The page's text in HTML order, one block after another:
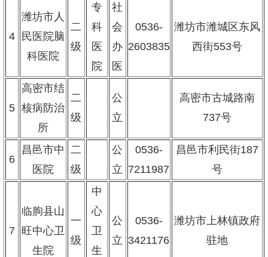
4
潍坊市人
民医院脑
科医院
二
级
专
科
医
院
社
会
办
医
0536-
2603835
潍坊市潍城区东风
西街553号
5
高密市结
核病防治
所
二
级
公
立
高密市古城路南
737号
6
昌邑市中
医院
二
级
公
立
0536-
7211987
昌邑市利民街187
号
7
临朐县山
旺中心卫
生院
一
级
中
心
卫
生
公
立
0536-
3421176
潍坊市上林镇政府
驻地